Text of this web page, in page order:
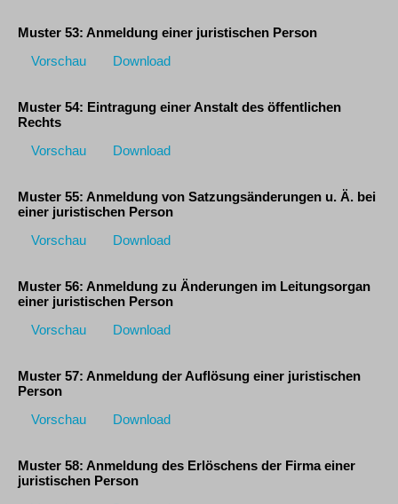
Muster 53: Anmeldung einer juristischen Person
Vorschau
Download
Muster 54: Eintragung einer Anstalt des öffentlichen
Rechts
Vorschau
Download
Muster 55: Anmeldung von Satzungsänderungen u. Ä. bei
einer juristischen Person
Vorschau
Download
Muster 56: Anmeldung zu Änderungen im Leitungsorgan
einer juristischen Person
Vorschau
Download
Muster 57: Anmeldung der Auflösung einer juristischen
Person
Vorschau
Download
Muster 58: Anmeldung des Erlöschens der Firma einer
juristischen Person